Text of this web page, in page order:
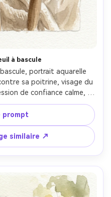
à bascule
portrait aquarelle
sa poitrine, visage du
de confiance calme,
de pinceau lâches pour
texture papier
comme un vieux
faible profondeur de
douce --ar 4:5
prompt
similaire ↗